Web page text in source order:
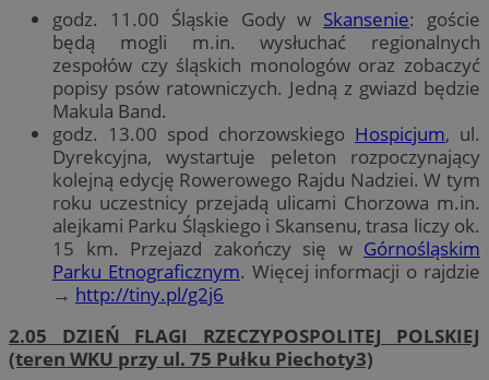
godz. 11.00 Śląskie Gody w Skansenie: goście
będą mogli m.in. wysłuchać regionalnych
zespołów czy śląskich monologów oraz zobaczyć
popisy psów ratowniczych. Jedną z gwiazd będzie
Makula Band.
godz. 13.00 spod chorzowskiego Hospicjum, ul.
Dyrekcyjna, wystartuje peleton rozpoczynający
kolejną edycję Rowerowego Rajdu Nadziei. W tym
roku uczestnicy przejadą ulicami Chorzowa m.in.
alejkami Parku Śląskiego i Skansenu, trasa liczy ok.
15 km. Przejazd zakończy się w Górnośląskim
Parku Etnograficznym. Więcej informacji o rajdzie
→ http://tiny.pl/g2j6
2.05 DZIEŃ FLAGI RZECZYPOSPOLITEJ POLSKIEJ
(teren WKU przy ul. 75 Pułku Piechoty3)